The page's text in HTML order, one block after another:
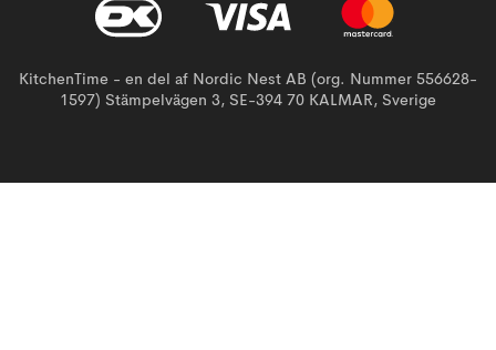
KitchenTime - en del af Nordic Nest AB (org. Nummer 556628-
1597) Stämpelvägen 3, SE-394 70 KALMAR, Sverige